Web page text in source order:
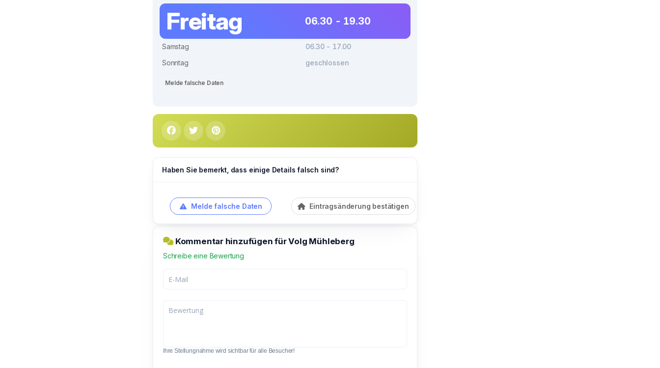
Freitag 06.30 - 19.30
Samstag
06.30 - 17.00
Sonntag
geschlossen
Melde falsche Daten
Haben Sie bemerkt, dass einige Details falsch sind?
Melde falsche Daten Eintragsänderung bestätigen
Kommentar hinzufügen für Volg Mühleberg
Schreibe eine Bewertung
Ihre Stellungnahme wird sichtbar für alle Besucher!